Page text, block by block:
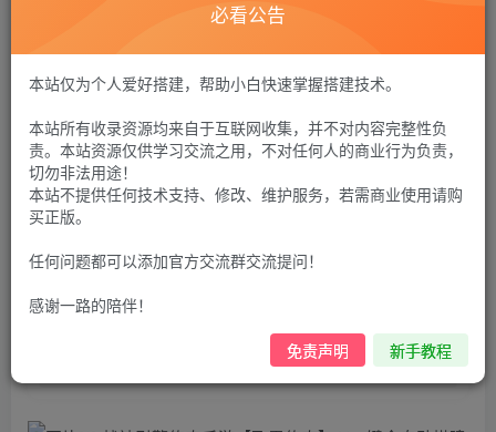
战神传奇86
GM后台+安卓苹果双端
G币30 G币100
个人会员
购买前请先看完新手教程,未认真看完一切问题自行解决
仅支持云服务器搭建，适用于小白快速搭建，只能确保安卓正
bug，若后面因为bug或者其他原因导致游戏无法进入请自行解
决，仅供学习，请在24小时内删除！
必看公告
本站仅为个人爱好搭建，帮助小白快速掌握搭建技术。
本站所有收录资源均来自于互联网收集，并不对内容完整性负
责。本站资源仅供学习交流之用，不对任何人的商业行为负责，
切勿非法用途！
本站不提供任何技术支持、修改、维护服务，若需商业使用请购
买正版。
任何问题都可以添加官方交流群交流提问！
感谢一路的陪伴！
免责声明 新手教程